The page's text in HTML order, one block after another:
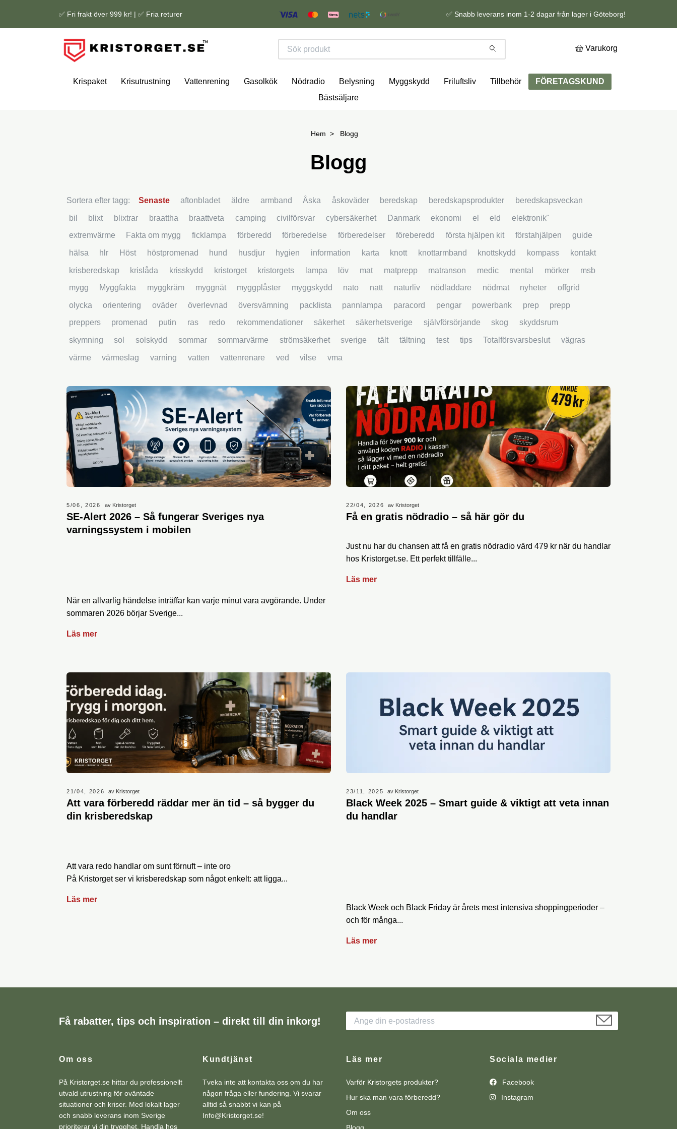
✅ Fri frakt över 999 kr! | ✅ Fria returer ✅ Snabb leverans inom 1-2 dagar från lager i Göteborg!
Varukorg
Krispaket Krisutrustning Vattenrening Gasolkök Nödradio Belysning Myggskydd Friluftsliv Tillbehör
FÖRETAGSKUND
Bästsäljare
Hem Blogg
Blogg
Sortera efter tagg: Senaste aftonbladet äldre armband Åska åskoväder beredskap beredskapsprodukter beredskapsveckan
bil blixt blixtrar braattha braattveta camping civilförsvar cybersäkerhet Danmark ekonomi el eld elektronik¨
extremvärme Fakta om mygg ficklampa förberedd förberedelse förberedelser föreberedd första hjälpen kit förstahjälpen guide
hälsa hlr Höst höstpromenad hund husdjur hygien information karta knott knottarmband knottskydd kompass kontakt
krisberedskap krislåda krisskydd kristorget kristorgets lampa löv mat matprepp matranson medic mental mörker msb
mygg Myggfakta myggkräm myggnät myggplåster myggskydd nato natt naturliv nödladdare nödmat nyheter offgrid
olycka orientering oväder överlevnad översvämning packlista pannlampa paracord pengar powerbank prep prepp
preppers promenad putin ras redo rekommendationer säkerhet säkerhetsverige självförsörjande skog skyddsrum
skymning sol solskydd sommar sommarvärme strömsäkerhet sverige tält tältning test tips Totalförsvarsbeslut vägras
värme värmeslag varning vatten vattenrenare ved vilse vma
5/06, 2026 av Kristorget
SE-Alert 2026 – Så fungerar Sveriges nya
varningssystem i mobilen
När en allvarlig händelse inträffar kan varje minut vara avgörande. Under
sommaren 2026 börjar Sverige...
Läs mer
22/04, 2026 av Kristorget
Få en gratis nödradio – så här gör du
Just nu har du chansen att få en gratis nödradio värd 479 kr när du handlar
hos Kristorget.se. Ett perfekt tillfälle...
Läs mer
21/04, 2026 av Kristorget
Att vara förberedd räddar mer än tid – så bygger du
din krisberedskap
Att vara redo handlar om sunt förnuft – inte oro
På Kristorget ser vi krisberedskap som något enkelt: att ligga...
Läs mer
23/11, 2025 av Kristorget
Black Week 2025 – Smart guide & viktigt att veta innan
du handlar
Black Week och Black Friday är årets mest intensiva shoppingperioder –
och för många...
Läs mer
Få rabatter, tips och inspiration – direkt till din inkorg!
Om oss
På Kristorget.se hittar du professionellt
utvald utrustning för oväntade
situationer och kriser. Med lokalt lager
och snabb leverans inom Sverige
prioriterar vi din trygghet. Handla hos
Kundtjänst
Tveka inte att kontakta oss om du har
någon fråga eller fundering. Vi svarar
alltid så snabbt vi kan på
Info@Kristorget.se!
Läs mer
Varför Kristorgets produkter?
Hur ska man vara förberedd?
Om oss
Sociala medier
Facebook
Instagram